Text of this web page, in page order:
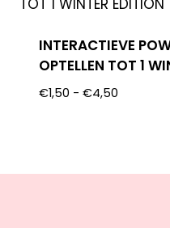
INTERACTIEVE
OPTELLEN TOT 1
€1,50 - €4,50